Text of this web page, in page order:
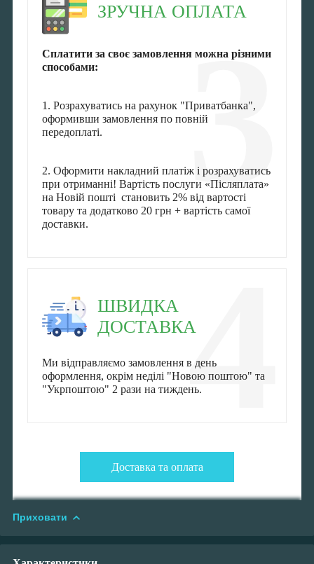
3
ЗРУЧНА ОПЛАТА
Сплатити за своє замовлення можна різними
способами:
1. Розрахуватись на рахунок "Приватбанка",
оформивши замовлення по повній
передоплаті.
2. Оформити накладний платіж і розрахуватись
при отриманні! Вартість послуги «Післяплата»
на Новій пошті становить 2% від вартості
товару та додатково 20 грн + вартість самої
доставки.
4
ШВИДКА
ДОСТАВКА
Ми відправляємо замовлення в день
оформлення, окрім неділі "Новою поштою" та
"Укрпоштою" 2 рази на тиждень.
Доставка та оплата
Приховати